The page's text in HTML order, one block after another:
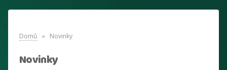
Domů » Novinky
Novinky